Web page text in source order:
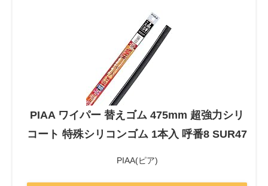
PIAA ワイパー 替えゴム 475mm 超強力シリ
コート 特殊シリコンゴム 1本入 呼番8 SUR47
PIAA(ピア)